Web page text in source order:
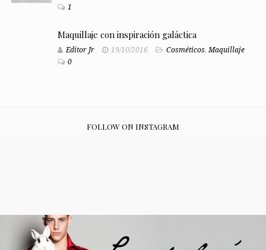
1
Maquillaje con inspiración galáctica
Editor Jr 19/10/2016 Cosméticos,Maquillaje
0
FOLLOW ON INSTAGRAM